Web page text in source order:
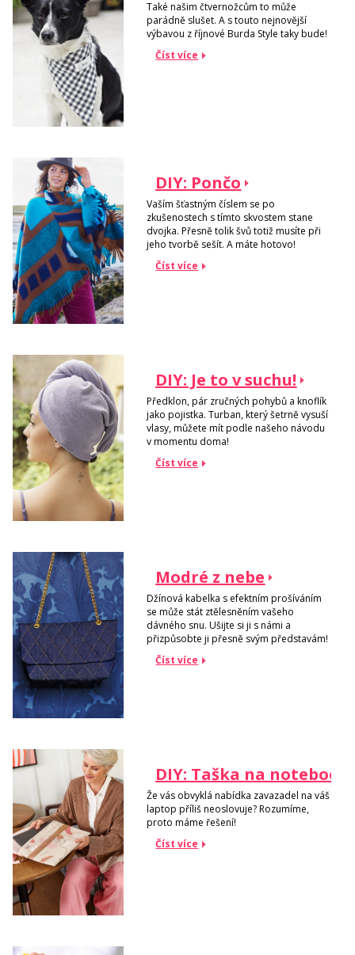
Také našim čtvernožcům to může
parádně slušet. A s touto nejnovější
výbavou z říjnové Burda Style taky bude!
Číst více
DIY: Pončo
Vaším šťastným číslem se po
zkušenostech s tímto skvostem stane
dvojka. Přesně tolik švů totiž musíte při
jeho tvorbě sešít. A máte hotovo!
Číst více
DIY: Je to v suchu!
Předklon, pár zručných pohybů a knoflík
jako pojistka. Turban, který šetrně vysuší
vlasy, můžete mít podle našeho návodu
v momentu doma!
Číst více
Modré z nebe
Džínová kabelka s efektním prošíváním
se může stát ztělesněním vašeho
dávného snu. Ušijte si ji s námi a
přizpůsobte ji přesně svým představám!
Číst více
DIY: Taška na notebook
Že vás obvyklá nabídka zavazadel na váš
laptop příliš neoslovuje? Rozumíme,
proto máme řešení!
Číst více